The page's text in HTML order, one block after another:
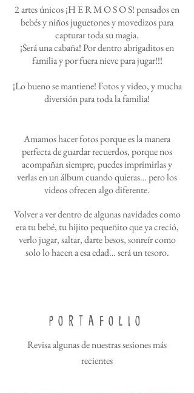
2 artes únicos ¡H E R M O S O S! pensados en
bebés y niños juguetones y movedizos para
capturar toda su magia.
¡Será una cabaña! Por dentro abrigaditos en
familia y por fuera nieve para jugar!!!
¡Lo bueno se mantiene! Fotos y video, y mucha
diversión para toda la familia!
Amamos hacer fotos porque es la manera
perfecta de guardar recuerdos, porque nos
acompañan siempre, puedes imprimirlas y
verlas en un álbum cuando quieras… pero los
videos ofrecen algo diferente.
Volver a ver dentro de algunas navidades como
era tu bebé, tu hijito pequeñito que ya creció,
verlo jugar, saltar, darte besos, sonreír como
solo lo hacen a esa edad… será un tesoro.
PORTAFOLIO
Revisa algunas de nuestras sesiones más
recientes